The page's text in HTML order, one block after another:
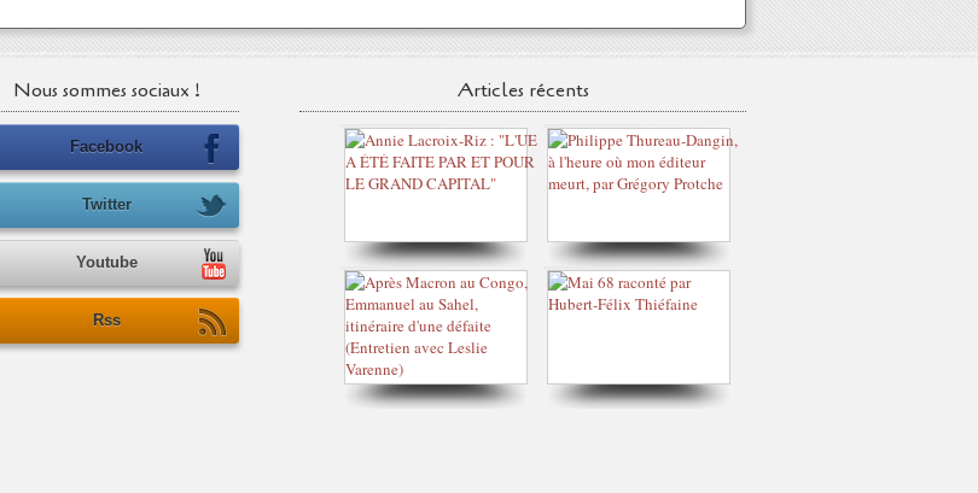
Nous sommes sociaux !
Facebook
Twitter
Youtube
Rss
Articles récents